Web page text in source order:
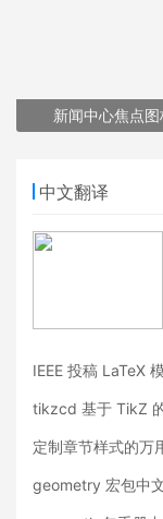
新闻中心焦点
中文翻译
IEEE 投稿 LaTeX
tikzcd 基于 TikZ
定制章节样式的万
geometry 宏包中